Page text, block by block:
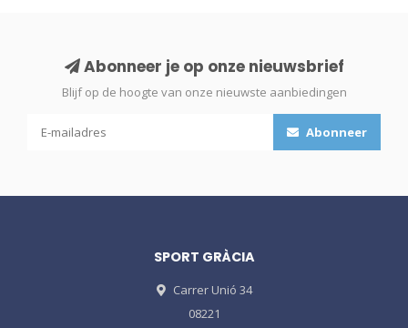
Abonneer je op onze nieuwsbrief
Blijf op de hoogte van onze nieuwste aanbiedingen
Abonneer
SPORT GRÀCIA
Carrer Unió 34
08221